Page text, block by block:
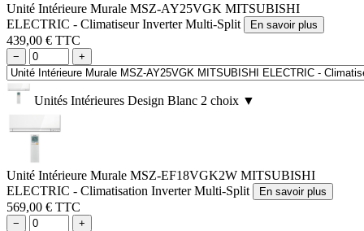
Unité Intérieure Murale MSZ-AY25VGK MITSUBISHI
ELECTRIC - Climatiseur Inverter Multi-Split
En savoir plus
439,00 € TTC
− +
Unités Intérieures Design Blanc 2 choix ▼
Unité Intérieure Murale MSZ-EF18VGK2W MITSUBISHI
ELECTRIC - Climatisation Inverter Multi-Split
En savoir plus
569,00 € TTC
− +